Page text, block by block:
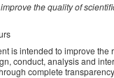
the quality of
is intended to improve the
conduct, analysis and
complete